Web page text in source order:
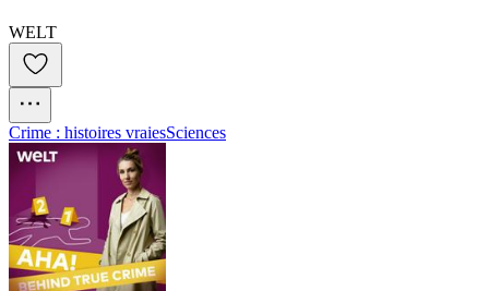
WELT
Crime : histoires vraiesSciences